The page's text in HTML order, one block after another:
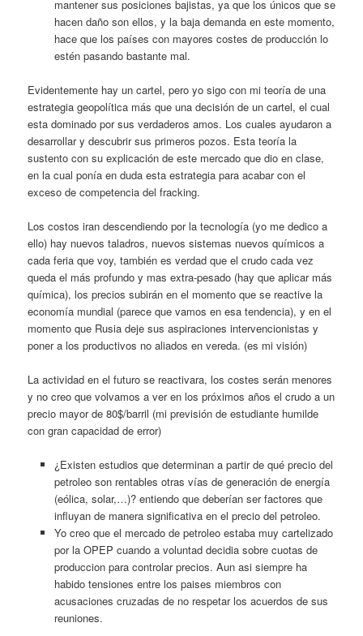
mantener sus posiciones bajistas, ya que los únicos que se
hacen daño son ellos, y la baja demanda en este momento,
hace que los países con mayores costes de producción lo
estén pasando bastante mal.
Evidentemente hay un cartel, pero yo sigo con mi teoría de una
estrategia geopolítica más que una decisión de un cartel, el cual
esta dominado por sus verdaderos amos. Los cuales ayudaron a
desarrollar y descubrir sus primeros pozos. Esta teoría la
sustento con su explicación de este mercado que dio en clase,
en la cual ponía en duda esta estrategia para acabar con el
exceso de competencia del fracking.
Los costos iran descendiendo por la tecnología (yo me dedico a
ello) hay nuevos taladros, nuevos sistemas nuevos químicos a
cada feria que voy, también es verdad que el crudo cada vez
queda el más profundo y mas extra-pesado (hay que aplicar más
química), los precios subirán en el momento que se reactive la
economía mundial (parece que vamos en esa tendencia), y en el
momento que Rusia deje sus aspiraciones intervencionistas y
poner a los productivos no aliados en vereda. (es mi visión)
La actividad en el futuro se reactivara, los costes serán menores
y no creo que volvamos a ver en los próximos años el crudo a un
precio mayor de 80$/barril (mi previsión de estudiante humilde
con gran capacidad de error)
¿Existen estudios que determinan a partir de qué precio del
petroleo son rentables otras vías de generación de energía
(eólica, solar,…)? entiendo que deberían ser factores que
influyan de manera significativa en el precio del petroleo.
Yo creo que el mercado de petroleo estaba muy cartelizado
por la OPEP cuando a voluntad decidia sobre cuotas de
produccion para controlar precios. Aun asi siempre ha
habido tensiones entre los paises miembros con
acusaciones cruzadas de no respetar los acuerdos de sus
reuniones.